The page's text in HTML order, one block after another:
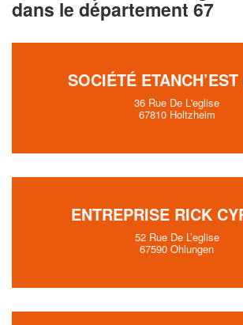
dans le département 67
SOCIÉTÉ
36 Rue De L'eglise
67810 Holtzheim
ENTREPRISE RICK
52 Rue De L’eglise
67590 Ohlungen